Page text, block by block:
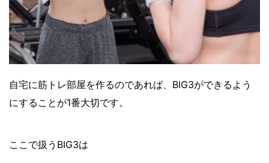
自宅に筋トレ部屋を作るのであれば、BIG3ができるよう
にすることが1番大切です。
ここで扱うBIG3は